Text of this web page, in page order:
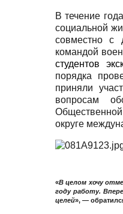
В течение
социальной
совместно с
командой
студентов
порядка
приняли
вопросам
округе
«В целом хочу
году работу.
целей», —